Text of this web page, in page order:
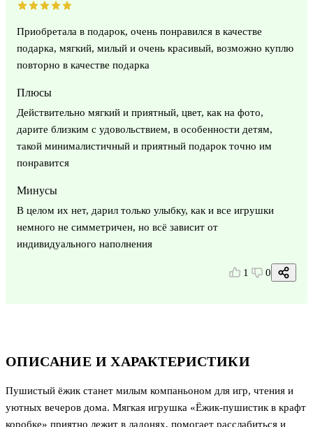
ОПИСАНИЕ И ХАРАКТЕРИСТИКИ
Пушистый ёжик станет милым компаньоном для игр, чтения и
уютных вечеров дома. Мягкая игрушка «Ёжик-пушистик в крафт
коробке» приятно лежит в ладонях, помогает расслабиться и
Приобретала в подарок, очень понравился в качестве
подарка, мягкий, милый и очень красивый, возможно куплю
повторно в качестве подарка
Плюсы
Действительно мягкий и приятный, цвет, как на фото,
дарите близким с удовольствием, в особенности детям,
такой минималистичный и приятный подарок точно им
понравится
Минусы
В целом их нет, дарил только улыбку, как и все игрушки
немного не симметричен, но всё зависит от
индивидуального наполнения
1 0